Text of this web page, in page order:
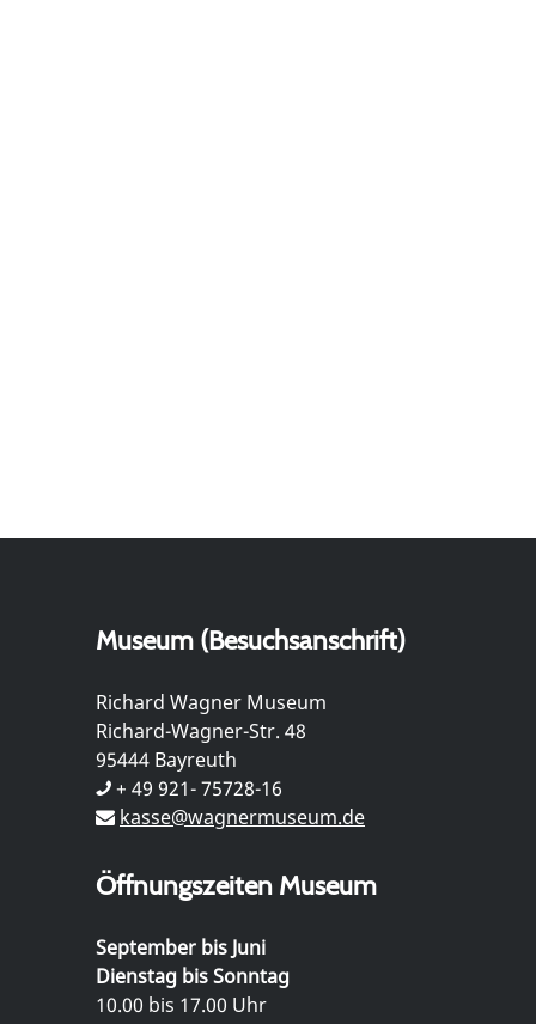
Museum (Besuchsanschrift)
Richard Wagner Museum
Richard-Wagner-Str. 48
95444 Bayreuth
+ 49 921- 75728-16
kasse@wagnermuseum.de
Öffnungszeiten Museum
September bis Juni
Dienstag bis Sonntag
10.00 bis 17.00 Uhr